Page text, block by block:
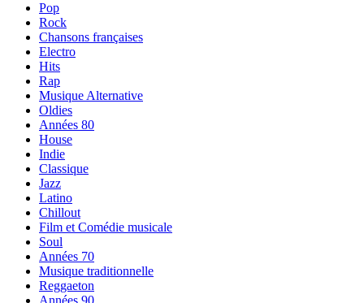
Pop
Rock
Chansons françaises
Electro
Hits
Rap
Musique Alternative
Oldies
Années 80
House
Indie
Classique
Jazz
Latino
Chillout
Film et Comédie musicale
Soul
Années 70
Musique traditionnelle
Reggaeton